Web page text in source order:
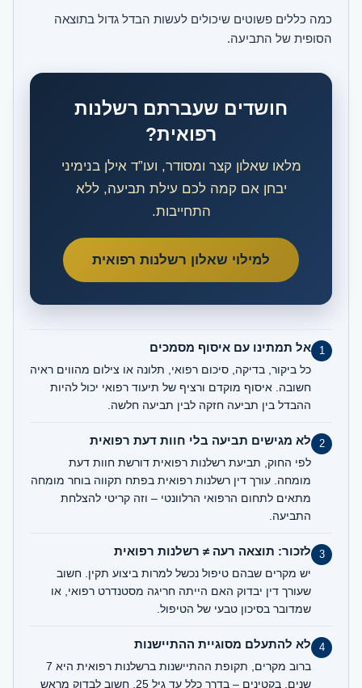
כמה כללים פשוטים שיכולים לעשות הבדל גדול בתוצאה
הסופית של התביעה.
חושדים שעברתם רשלנות
רפואית?
מלאו שאלון קצר ומסודר, ועו”ד אילן בנימיני
יבחן אם קמה לכם עילת תביעה, ללא
התחייבות.
למילוי שאלון רשלנות רפואית
1 אל תמתינו עם איסוף מסמכים
כל ביקור, בדיקה, סיכום רפואי, תלונה או צילום מהווים ראיה
חשובה. איסוף מוקדם ורציף של תיעוד רפואי יכול להיות
ההבדל בין תביעה חזקה לבין תביעה חלשה.
2 לא מגישים תביעה בלי חוות דעת רפואית
לפי החוק, תביעת רשלנות רפואית דורשת חוות דעת
מומחה. עורך דין רשלנות רפואית בפתח תקווה בוחר מומחה
מתאים לתחום הרפואי הרלוונטי – וזה קריטי להצלחת
התביעה.
3 לזכור: תוצאה רעה ≠ רשלנות רפואית
יש מקרים שבהם טיפול נכשל למרות ביצוע תקין. חשוב
שעורך דין יבדוק האם הייתה חריגה מסטנדרט רפואי, או
שמדובר בסיכון טבעי של הטיפול.
4 לא להתעלם מסוגיית ההתיישנות
ברוב מקרים, תקופת ההתיישנות ברשלנות רפואית היא 7
שנים. בקטינים – בדרך כלל עד גיל 25. חשוב לבדוק מראש